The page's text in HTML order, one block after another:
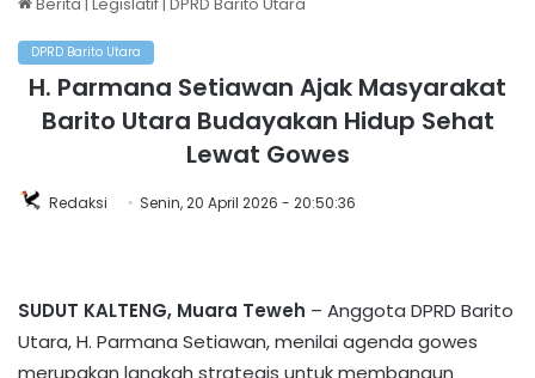
DPRD Barito Utara
H. Parmana Setiawan Ajak Masyarakat
Barito Utara Budayakan Hidup Sehat
Lewat Gowes
Redaksi Senin, 20 April 2026 - 20:50:36
SUDUT KALTENG, Muara Teweh – Anggota DPRD Barito
Utara, H. Parmana Setiawan, menilai agenda gowes
merupakan langkah strategis untuk membangun